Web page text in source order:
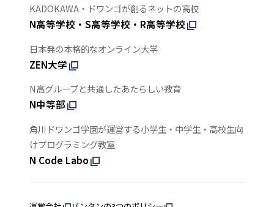
KADOKAWA・ドワンゴが創るネットの高校
N高等学校・S高等学校・R高等学校
日本発の本格的なオンライン大学
ZEN大学
N高グループと共通したあたらしい教育
N中等部
角川ドワンゴ学園が運営する小学生・中学生・高校生向
けプログラミング教室
N Code Labo